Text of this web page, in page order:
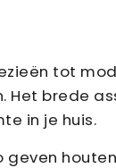
tot
Het brede
in je huis.